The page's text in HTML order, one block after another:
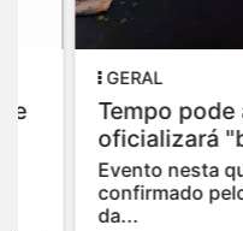
GERAL
Tempo pode
oficializará
Evento nesta
confirmado pelo